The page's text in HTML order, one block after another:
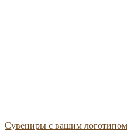
Сувениры с вашим логотипом